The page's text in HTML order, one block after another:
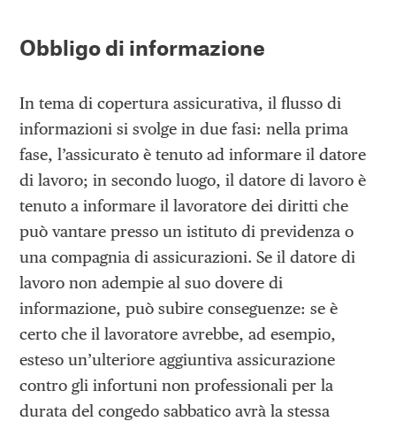
Obbligo di informazione
In tema di copertura assicurativa, il flusso di
informazioni si svolge in due fasi: nella prima
fase, l’assicurato è tenuto ad informare il datore
di lavoro; in secondo luogo, il datore di lavoro è
tenuto a informare il lavoratore dei diritti che
può vantare presso un istituto di previdenza o
una compagnia di assicurazioni. Se il datore di
lavoro non adempie al suo dovere di
informazione, può subire conseguenze: se è
certo che il lavoratore avrebbe, ad esempio,
esteso un’ulteriore aggiuntiva assicurazione
contro gli infortuni non professionali per la
durata del congedo sabbatico avrà la stessa